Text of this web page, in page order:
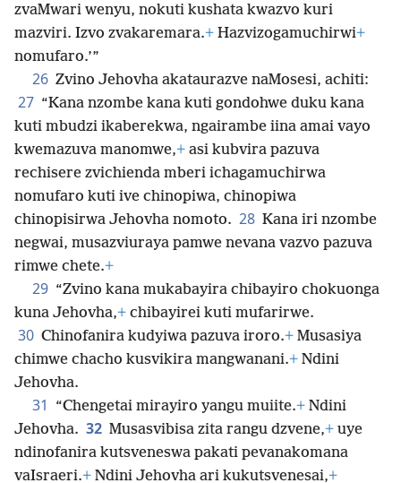
zvaMwari wenyu, nokuti kushata kwazvo kuri
mazviri. Izvo zvakaremara.+ Hazvizogamuchirwi+
nomufaro.’”
26 Zvino Jehovha akataurazve naMosesi, achiti:
27 “Kana nzombe kana kuti gondohwe duku kana
kuti mbudzi ikaberekwa, ngairambe iina amai vayo
kwemazuva manomwe,+ asi kubvira pazuva
rechisere zvichienda mberi ichagamuchirwa
nomufaro kuti ive chinopiwa, chinopiwa
chinopisirwa Jehovha nomoto. 28 Kana iri nzombe
negwai, musazviuraya pamwe nevana vazvo pazuva
rimwe chete.+
29 “Zvino kana mukabayira chibayiro chokuonga
kuna Jehovha,+ chibayirei kuti mufarirwe.
30 Chinofanira kudyiwa pazuva iroro.+ Musasiya
chimwe chacho kusvikira mangwanani.+ Ndini
Jehovha.
31 “Chengetai mirayiro yangu muiite.+ Ndini
Jehovha. 32 Musasvibisa zita rangu dzvene,+ uye
ndinofanira kutsveneswa pakati pevanakomana
vaIsraeri.+ Ndini Jehovha ari kukutsvenesai,+